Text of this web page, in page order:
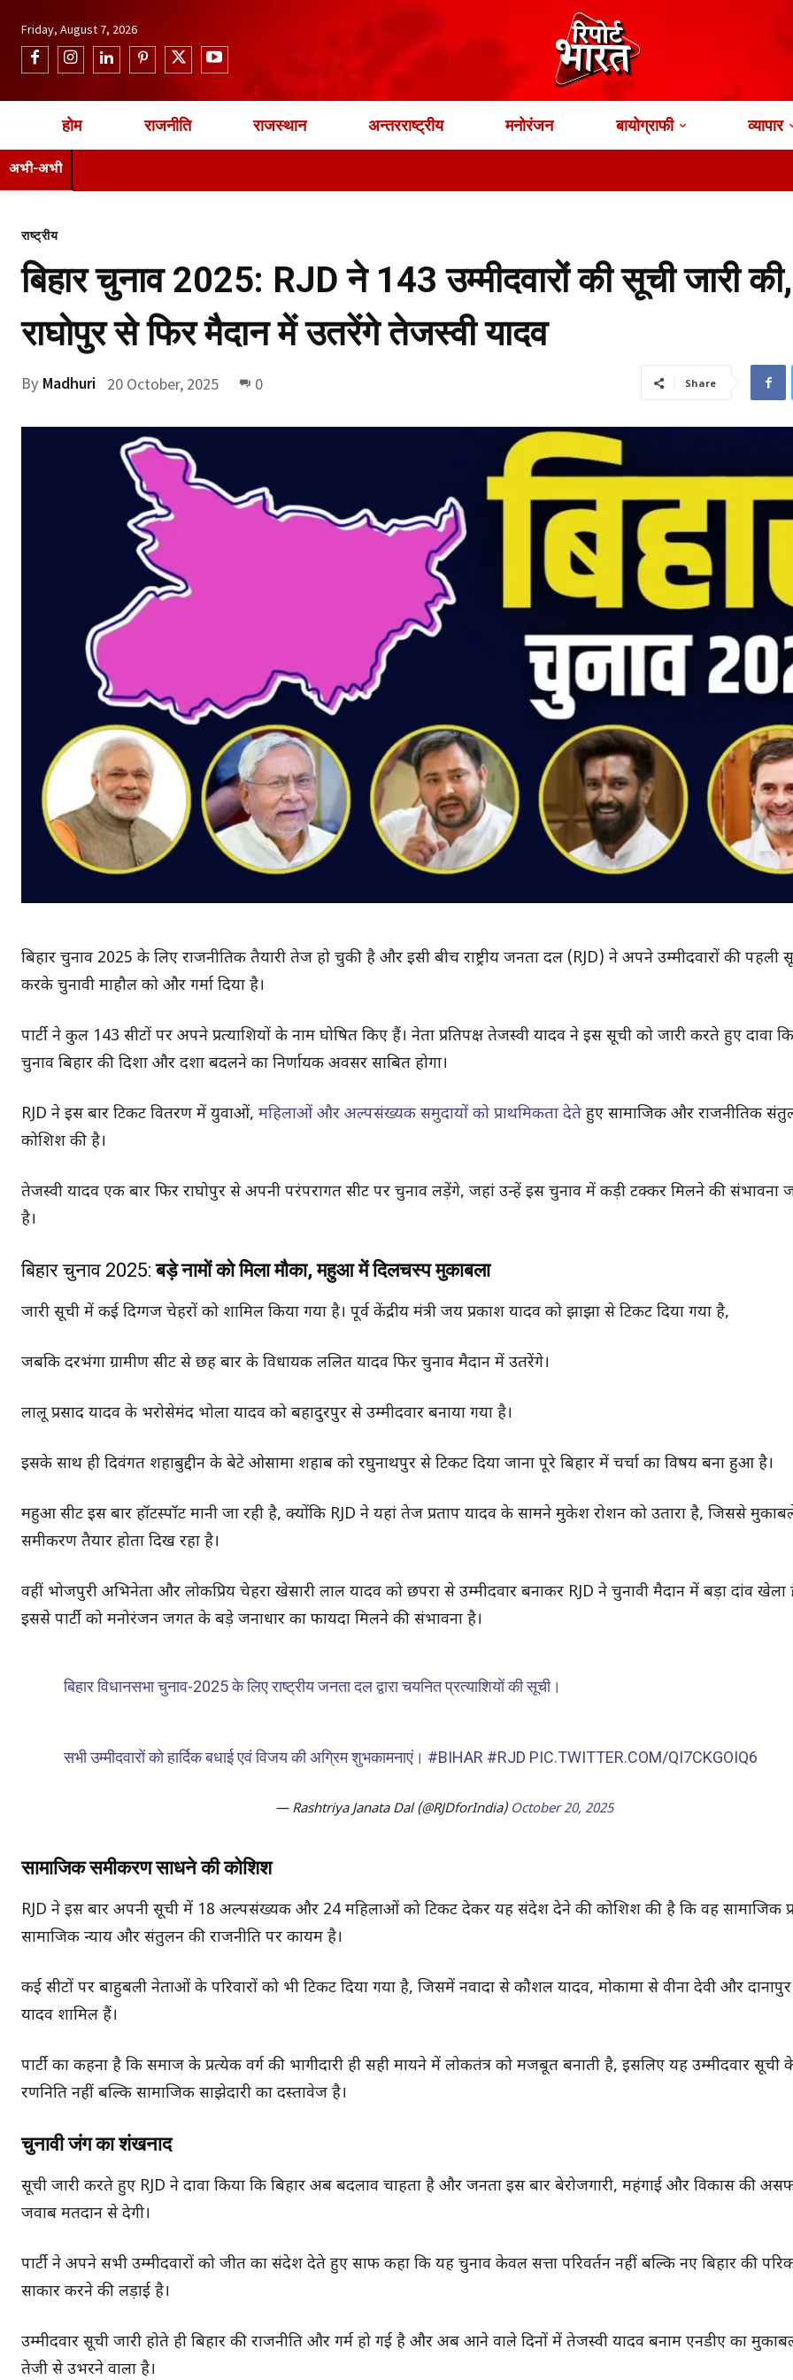
Friday, August 7, 2026
होम राजनीति राजस्थान अन्तरराष्ट्रीय मनोरंजन बायोग्राफी व्यापार
अभी-अभी
राष्ट्रीय
बिहार चुनाव 2025: RJD ने 143 उम्मीदवारों की सूची जारी की,
राघोपुर से फिर मैदान में उतरेंगे तेजस्वी यादव
By Madhuri 20 October, 2025 0 Share
बिहार चुनाव 2025 के लिए राजनीतिक तैयारी तेज हो चुकी है और इसी बीच राष्ट्रीय जनता दल (RJD) ने अपने उम्मीदवारों की पहली
करके चुनावी माहौल को और गर्मा दिया है।
पार्टी ने कुल 143 सीटों पर अपने प्रत्याशियों के नाम घोषित किए हैं। नेता प्रतिपक्ष तेजस्वी यादव ने इस सूची को जारी करते हुए दावा
चुनाव बिहार की दिशा और दशा बदलने का निर्णायक अवसर साबित होगा।
RJD ने इस बार टिकट वितरण में युवाओं, महिलाओं और अल्पसंख्यक समुदायों को प्राथमिकता देते हुए सामाजिक और राजनीतिक
कोशिश की है।
तेजस्वी यादव एक बार फिर राघोपुर से अपनी परंपरागत सीट पर चुनाव लड़ेंगे, जहां उन्हें इस चुनाव में कड़ी टक्कर मिलने की संभावना
है।
बिहार चुनाव 2025:बड़े नामों को मिला मौका, महुआ में दिलचस्प मुकाबला
जारी सूची में कई दिग्गज चेहरों को शामिल किया गया है। पूर्व केंद्रीय मंत्री जय प्रकाश यादव को झाझा से टिकट दिया गया है,
जबकि दरभंगा ग्रामीण सीट से छह बार के विधायक ललित यादव फिर चुनाव मैदान में उतरेंगे।
लालू प्रसाद यादव के भरोसेमंद भोला यादव को बहादुरपुर से उम्मीदवार बनाया गया है।
इसके साथ ही दिवंगत शहाबुद्दीन के बेटे ओसामा शहाब को रघुनाथपुर से टिकट दिया जाना पूरे बिहार में चर्चा का विषय बना हुआ है।
महुआ सीट इस बार हॉटस्पॉट मानी जा रही है, क्योंकि RJD ने यहां तेज प्रताप यादव के सामने मुकेश रोशन को उतारा है, जिससे
समीकरण तैयार होता दिख रहा है।
वहीं भोजपुरी अभिनेता और लोकप्रिय चेहरा खेसारी लाल यादव को छपरा से उम्मीदवार बनाकर RJD ने चुनावी मैदान में बड़ा दांव खेला
इससे पार्टी को मनोरंजन जगत के बड़े जनाधार का फायदा मिलने की संभावना है।
बिहार विधानसभा चुनाव-2025 के लिए राष्ट्रीय जनता दल द्वारा चयनित प्रत्याशियों की सूची।
सभी उम्मीदवारों को हार्दिक बधाई एवं विजय की अग्रिम शुभकामनाएं। #BIHAR #RJD PIC.TWITTER.COM/QI7CKGOIQ6
— Rashtriya Janata Dal (@RJDforIndia) October 20, 2025
सामाजिक समीकरण साधने की कोशिश
RJD ने इस बार अपनी सूची में 18 अल्पसंख्यक और 24 महिलाओं को टिकट देकर यह संदेश देने की कोशिश की है कि वह सामाजिक
सामाजिक न्याय और संतुलन की राजनीति पर कायम है।
कई सीटों पर बाहुबली नेताओं के परिवारों को भी टिकट दिया गया है, जिसमें नवादा से कौशल यादव, मोकामा से वीना देवी और
यादव शामिल हैं।
पार्टी का कहना है कि समाज के प्रत्येक वर्ग की भागीदारी ही सही मायने में लोकतंत्र को मजबूत बनाती है, इसलिए यह उम्मीदवार सूची
रणनिति नहीं बल्कि सामाजिक साझेदारी का दस्तावेज है।
चुनावी जंग का शंखनाद
सूची जारी करते हुए RJD ने दावा किया कि बिहार अब बदलाव चाहता है और जनता इस बार बेरोजगारी, महंगाई और विकास की
जवाब मतदान से देगी।
पार्टी ने अपने सभी उम्मीदवारों को जीत का संदेश देते हुए साफ कहा कि यह चुनाव केवल सत्ता परिवर्तन नहीं बल्कि नए बिहार की
साकार करने की लड़ाई है।
उम्मीदवार सूची जारी होते ही बिहार की राजनीति और गर्म हो गई है और अब आने वाले दिनों में तेजस्वी यादव बनाम एनडीए का
तेजी से उभरने वाला है।